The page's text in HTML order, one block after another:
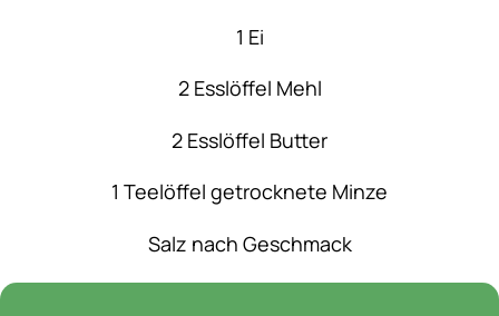
1 Ei
2 Esslöffel Mehl
2 Esslöffel Butter
1 Teelöffel getrocknete Minze
Salz nach Geschmack